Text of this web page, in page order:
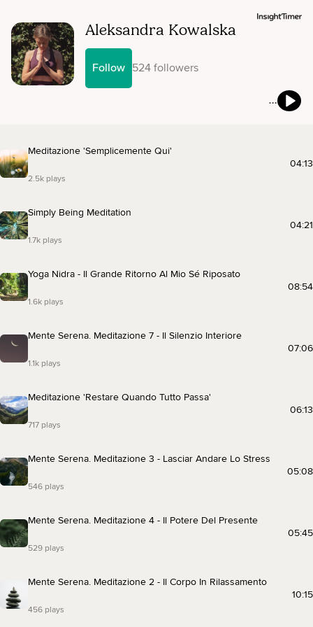
Aleksandra Kowalska
Follow 524 followers
Meditazione 'Semplicemente Qui'
2.5k plays
04:13
Simply Being Meditation
1.7k plays
04:21
Yoga Nidra - Il Grande Ritorno Al Mio Sé Riposato
1.6k plays
08:54
Mente Serena. Meditazione 7 - Il Silenzio Interiore
1.1k plays
07:06
Meditazione 'Restare Quando Tutto Passa'
717 plays
06:13
Mente Serena. Meditazione 3 - Lasciar Andare Lo Stress
546 plays
05:08
Mente Serena. Meditazione 4 - Il Potere Del Presente
529 plays
05:45
Mente Serena. Meditazione 2 - Il Corpo In Rilassamento
456 plays
10:15